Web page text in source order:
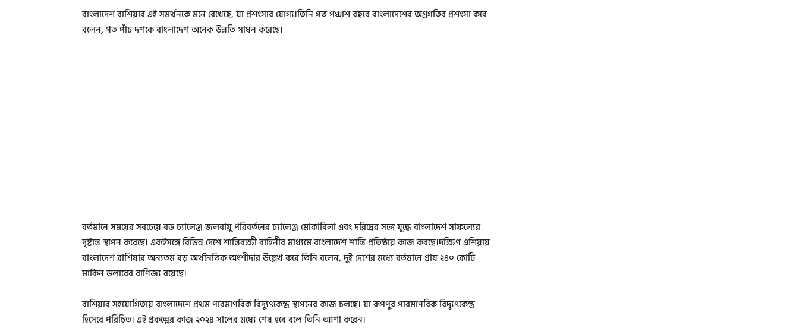
বাংলাদেশ রাশিয়ার এই সমর্থনকে মনে রেখেছে, যা প্রশংসার যোগ্য।তিনি গত পঞ্চাশ বছরে বাংলাদেশের অগ্রগতির প্রশংসা করে
বলেন, গত পাঁচ দশকে বাংলাদেশ অনেক উন্নতি সাধন করেছে।
বর্তমানে সময়ের সবচেয়ে বড় চ্যালেঞ্জ জলবায়ু পরিবর্তনের চ্যালেঞ্জ মোকাবিলা এবং দরিদ্রের সঙ্গে যুদ্ধে বাংলাদেশ সাফল্যের
দৃষ্টান্ত স্থাপন করেছে। একইসঙ্গে বিভিন্ন দেশে শান্তিরক্ষী বাহিনীর মাধ্যমে বাংলাদেশ শান্তি প্রতিষ্ঠায় কাজ করছে।দক্ষিণ এশিয়ায়
বাংলাদেশ রাশিয়ার অন্যতম বড় অর্থনৈতিক অংশীদার উল্লেখ করে তিনি বলেন, দুই দেশের মধ্যে বর্তমানে প্রায় ২৪০ কোটি
মার্কিন ডলারের বাণিজ্য রয়েছে।
রাশিয়ার সহযোগিতায় বাংলাদেশে প্রথম পারমাণবিক বিদ্যুৎকেন্দ্র স্থাপনের কাজ চলছে। যা রূপপুর পারমাণবিক বিদ্যুৎকেন্দ্র
হিসেবে পরিচিত। এই প্রকল্পের কাজ ২০২৪ সালের মধ্যে শেষ হবে বলে তিনি আশা করেন।